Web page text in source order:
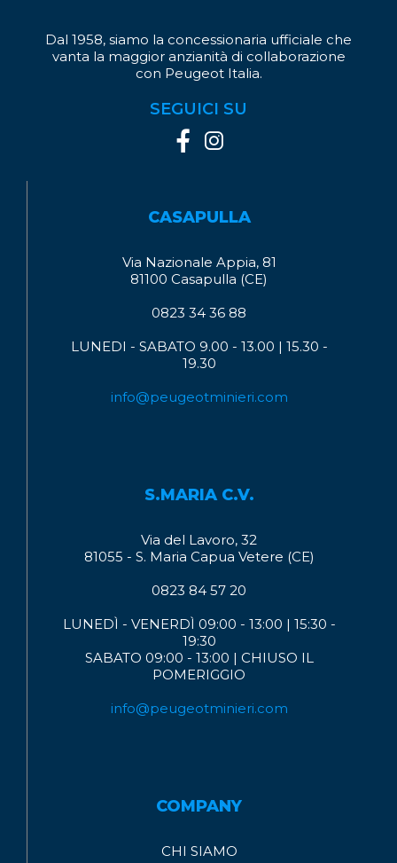
Dal 1958, siamo la concessionaria ufficiale che
vanta la maggior anzianità di collaborazione
con Peugeot Italia.
SEGUICI SU
CASAPULLA
Via Nazionale Appia, 81
81100 Casapulla (CE)
0823 34 36 88
LUNEDI - SABATO 9.00 - 13.00 | 15.30 -
19.30
info@peugeotminieri.com
S.MARIA C.V.
Via del Lavoro, 32
81055 - S. Maria Capua Vetere (CE)
0823 84 57 20
LUNEDÌ - VENERDÌ 09:00 - 13:00 | 15:30 -
19:30
SABATO 09:00 - 13:00 | CHIUSO IL
POMERIGGIO
info@peugeotminieri.com
COMPANY
CHI SIAMO